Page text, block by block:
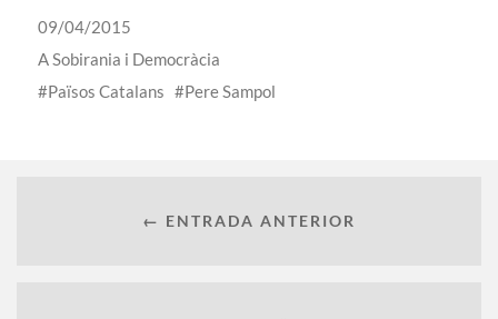
09/04/2015
ASobirania i Democràcia
Països Catalans
Pere Sampol
← ENTRADA ANTERIOR